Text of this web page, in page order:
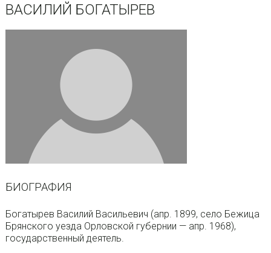
ВАСИЛИЙ БОГАТЫРЕВ
БИОГРАФИЯ
Богатырев Василий Васильевич (апр. 1899, село Бежица
Брянского уезда Орловской губернии — апр. 1968),
государственный деятель.